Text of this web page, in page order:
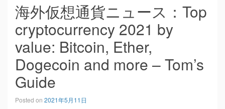
海外仮想通貨ニュース：Top
cryptocurrency 2021 by
value: Bitcoin, Ether,
Dogecoin and more – Tom’s
Guide
Posted on 2021年5月11日